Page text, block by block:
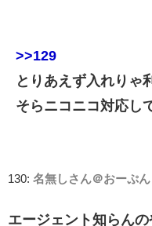
>>129
とりあえず入れりゃ
そらニコニコ対応し
130: 名無しさん＠おーぷん
エージェント知らん